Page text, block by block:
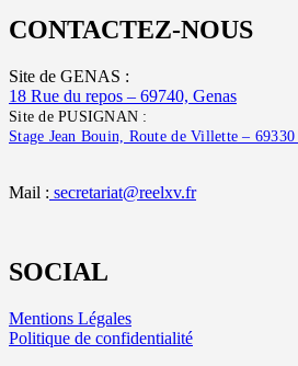
CONTACTEZ-NOUS
Site de GENAS :
18 Rue du repos – 69740, Genas
Site de PUSIGNAN :
Stage Jean Bouin, Route de Villette –
Mail : secretariat@reelxv.fr
SOCIAL
Mentions Légales
Politique de confidentialité